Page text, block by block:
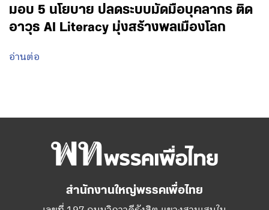
มอบ 5 นโยบาย ปลดระบบมัดมือบุคลากร ติด
อาวุธ AI Literacy มุ่งสร้างพลเมืองโลก
อ่านต่อ
สำนักงานใหญ่พรรคเพื่อไทย